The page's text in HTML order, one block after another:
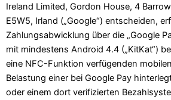
Ireland Limited, Gordon House, 4
E5W5, Irland („Google“) entscheiden,
Zahlungsabwicklung über die „Google
mit mindestens Android 4.4 („KitKat“)
eine NFC-Funktion verfügenden
Belastung einer bei Google Pay
oder einem dort verifizierten